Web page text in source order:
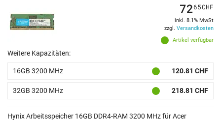
Artikel verfügbar
7265CHF
inkl. 8.1% MwSt
zzgl. Versandkosten
Weitere Kapazitäten:
16GB 3200 MHz 120.81 CHF
32GB 3200 MHz 218.81 CHF
Hynix Arbeitsspeicher 16GB DDR4-RAM 3200 MHz für Acer